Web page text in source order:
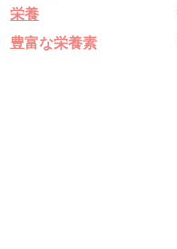
栄養
豊富な栄養素